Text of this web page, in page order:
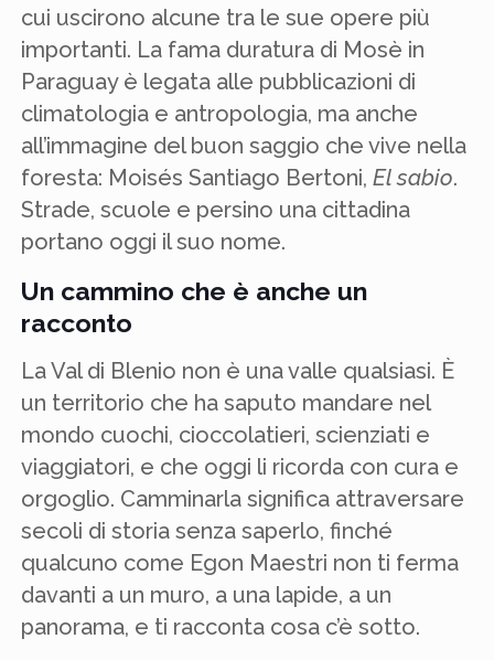
cui uscirono alcune tra le sue opere più
importanti. La fama duratura di Mosè in
Paraguay è legata alle pubblicazioni di
climatologia e antropologia, ma anche
all’immagine del buon saggio che vive nella
foresta: Moisés Santiago Bertoni,El sabio.
Strade, scuole e persino una cittadina
portano oggi il suo nome.
Un cammino che è anche un
racconto
La Val di Blenio non è una valle qualsiasi. È
un territorio che ha saputo mandare nel
mondo cuochi, cioccolatieri, scienziati e
viaggiatori, e che oggi li ricorda con cura e
orgoglio. Camminarla significa attraversare
secoli di storia senza saperlo, finché
qualcuno come Egon Maestri non ti ferma
davanti a un muro, a una lapide, a un
panorama, e ti racconta cosa c’è sotto.